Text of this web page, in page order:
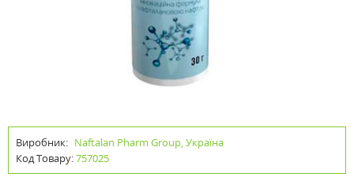
Виробник: Naftalan Pharm Group, Україна
Код Товару:757025